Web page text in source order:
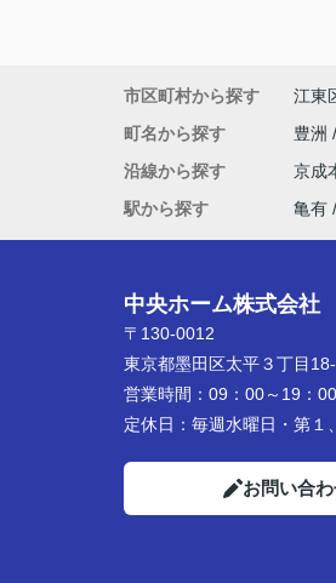
市区町村から探す 江東
町名から探す
豊洲
沿線から探す
京成
駅から探す
亀有
中央ホーム株式会社
〒130-0012
東京都墨田区太平３丁目
営業時間： 09：00～19：00
定休日： 毎週水曜日・第１
お問い合